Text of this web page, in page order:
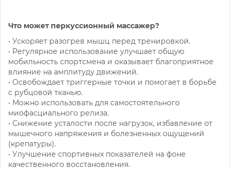
Что может перкуссионный массажер?
• Ускоряет разогрев мышц перед тренировкой.
• Регулярное использование улучшает общую
мобильность спортсмена и оказывает благоприятное
влияние на амплитуду движений.
• Освобождает триггерные точки и помогает в борьбе
с рубцовой тканью.
• Можно использовать для самостоятельного
миофасциального релиза.
• Снижение усталости после нагрузок, избавление от
мышечного напряжения и болезненных ощущений
(крепатуры).
• Улучшение спортивных показателей на фоне
качественного восстановления.